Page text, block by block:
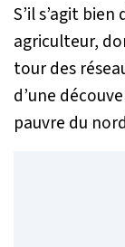
S’il s’agit
agriculteur,
tour des
d’une
pauvre du